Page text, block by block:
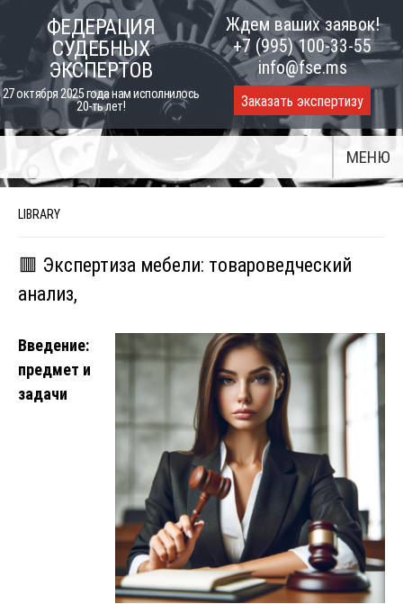
content
ФЕДЕРАЦИЯ
СУДЕБНЫХ
ЭКСПЕРТОВ
27 октября 2025 года нам исполнилось
20-ть лет!
Ждем ваших заявок!
+7 (995) 100-33-55
info@fse.ms
Заказать экспертизу
МЕНЮ
LIBRARY
🟥 Экспертиза мебели: товароведческий
анализ,
Введение:
предмет и
задачи